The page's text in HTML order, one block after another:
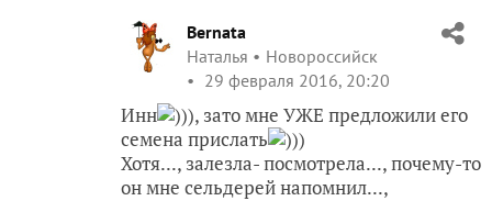
Bernata
Наталья
Новороссийск
29 февраля 2016, 20:20
Инн
))), зато мне УЖЕ предложили его
семена прислать
)))
Хотя..., залезла- посмотрела..., почему-то
он мне сельдерей напомнил...,